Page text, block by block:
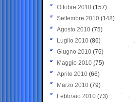
Ottobre 2010 (157)
Settembre 2010 (148)
Agosto 2010 (75)
Luglio 2010 (86)
Giugno 2010 (76)
Maggio 2010 (75)
Aprile 2010 (66)
Marzo 2010 (79)
Febbraio 2010 (73)